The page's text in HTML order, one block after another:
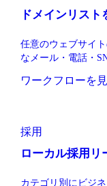
ドメインリス
任意のウェブサイ
なメール・電話・
ワークフローを
採用
ローカル採用リ
カテゴリ別にビジ